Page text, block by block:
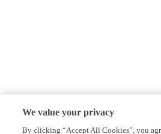
We value your privacy
By clicking “Accept All Cookies”, you